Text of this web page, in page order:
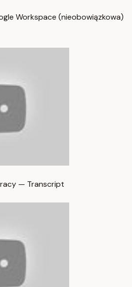
Workspace (nieobowiązkowa)
— Transcript